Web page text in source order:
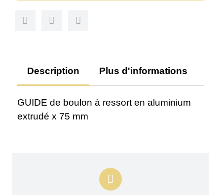
Description Plus d'informations
GUIDE de boulon à ressort en aluminium
extrudé x 75 mm